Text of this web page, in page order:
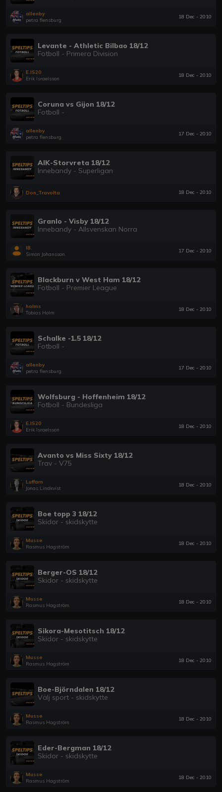
allenby
petra flensburg
18 Dec - 2010
Levante - Athletic Bilbao 18/12
Fotboll - Primera Division
E.IS20
Erik Israelsson
18 Dec - 2010
Coruna vs Gijon 18/12
Fotboll -
allenby
petra flensburg
17 Dec - 2010
AIK-Storvreta 18/12
Innebandy - Superligan
Don_Travolta 18 Dec - 2010
Granlo - Visby 18/12
Innebandy - Allsvenskan Norra
IB.
Simon Johansson
17 Dec - 2010
Blackburn v West Ham 18/12
Fotboll - Premier League
holms
Tobias Holm
18 Dec - 2010
Schalke -1.5 18/12
Fotboll -
allenby
petra flensburg
17 Dec - 2010
Wolfsburg - Hoffenheim 18/12
Fotboll - Bundesliga
E.IS20
Erik Israelsson
18 Dec - 2010
Avanto vs Miss Sixty 18/12
Trav - V75
Luffarn
Jonas Lindkvist
18 Dec - 2010
Boe topp 3 18/12
Skidor - skidskytte
Musse
Rasmus Hagström
18 Dec - 2010
Berger-OS 18/12
Skidor - skidskytte
Musse
Rasmus Hagström
18 Dec - 2010
Sikora-Mesotitsch 18/12
Skidor - skidskytte
Musse
Rasmus Hagström
18 Dec - 2010
Boe-Björndalen 18/12
Välj sport - skidskytte
Musse
Rasmus Hagström
18 Dec - 2010
Eder-Bergman 18/12
Skidor - skidskytte
Musse
Rasmus Hagström
18 Dec - 2010